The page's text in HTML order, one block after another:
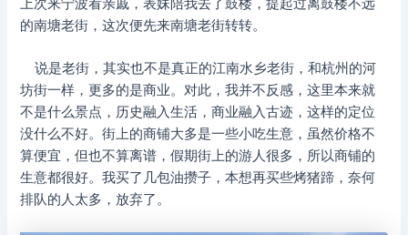
上次来宁波看亲戚，表妹陪我去了鼓楼，提起过离鼓楼不远
的南塘老街，这次便先来南塘老街转转。
说是老街，其实也不是真正的江南水乡老街，和杭州的河
坊街一样，更多的是商业。对此，我并不反感，这里本来就
不是什么景点，历史融入生活，商业融入古迹，这样的定位
没什么不好。街上的商铺大多是一些小吃生意，虽然价格不
算便宜，但也不算离谱，假期街上的游人很多，所以商铺的
生意都很好。我买了几包油攒子，本想再买些烤猪蹄，奈何
排队的人太多，放弃了。